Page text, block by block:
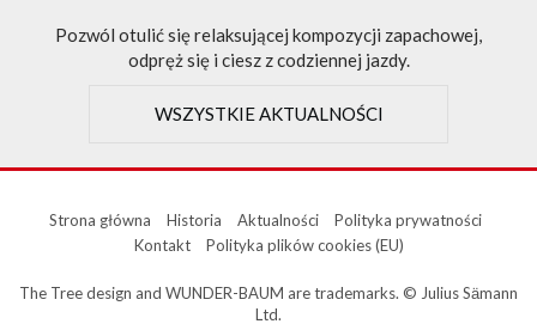
Pozwól otulić się relaksującej kompozycji zapachowej,
odpręż się i ciesz z codziennej jazdy.
WSZYSTKIE AKTUALNOŚCI
Strona główna Historia Aktualności
Polityka prywatności
Kontakt
Polityka plików cookies (EU)
The Tree design and WUNDER-BAUM are trademarks. © Julius Sӓmann
Ltd.